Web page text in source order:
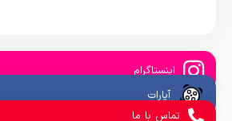
اینستاگرام
آپارات
تماس با ما